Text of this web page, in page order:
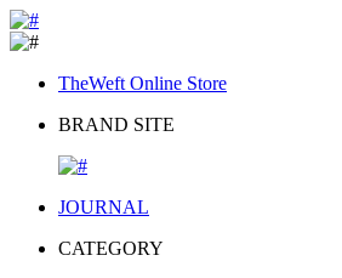
TheWeft Online Store
BRAND SITE
JOURNAL
CATEGORY